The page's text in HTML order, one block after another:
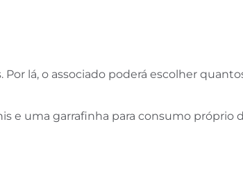
lá, o associado poderá escolher
e uma garrafinha para consumo próprio